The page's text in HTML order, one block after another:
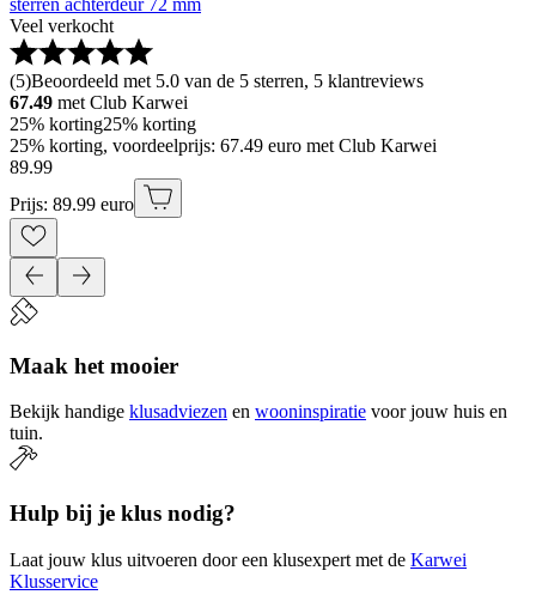
Veel verkocht
(5)Beoordeeld met 5.0 van de 5 sterren, 5 klantreviews
67.49 met Club Karwei
25% korting25% korting
25% korting, voordeelprijs: 67.49 euro met Club Karwei
89.99
Prijs: 89.99 euro
Maak het mooier
Bekijk handige klusadviezen en wooninspiratie voor jouw huis en
tuin.
Hulp bij je klus nodig?
Laat jouw klus uitvoeren door een klusexpert met de Karwei
Klusservice